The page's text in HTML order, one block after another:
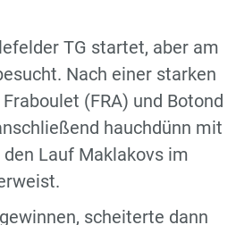
TG startet, aber am
Nach einer starken
(FRA) und Botond
hauchdünn mit
den Lauf Maklakovs im
scheiterte dann